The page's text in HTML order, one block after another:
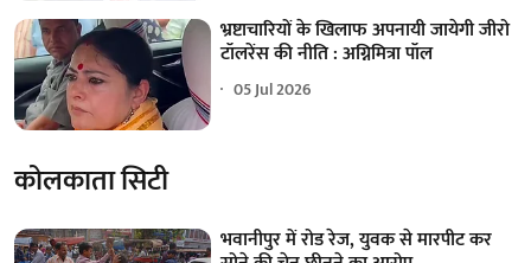
भ्रष्टाचारियों के खिलाफ अपनायी जायेगी जीरो
टॉलरेंस की नीति : अग्निमित्रा पॉल
05 Jul 2026
कोलकाता सिटी
भवानीपुर में रोड रेज, युवक से मारपीट कर